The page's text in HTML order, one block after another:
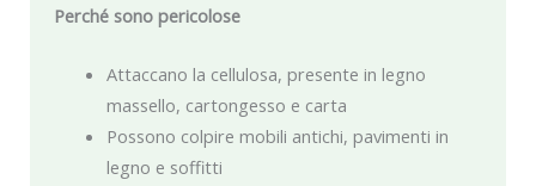
Perché sono pericolose
Attaccano la cellulosa, presente in legno
massello, cartongesso e carta
Possono colpire mobili antichi, pavimenti in
legno e soffitti